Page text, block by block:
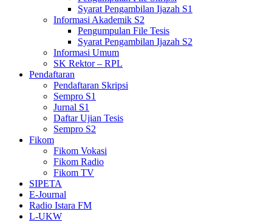
Syarat Pengambilan Ijazah S1
Informasi Akademik S2
Pengumpulan File Tesis
Syarat Pengambilan Ijazah S2
Informasi Umum
SK Rektor – RPL
Pendaftaran
Pendaftaran Skripsi
Sempro S1
Jurnal S1
Daftar Ujian Tesis
Sempro S2
Fikom
Fikom Vokasi
Fikom Radio
Fikom TV
SIPETA
E-Journal
Radio Istara FM
L-UKW